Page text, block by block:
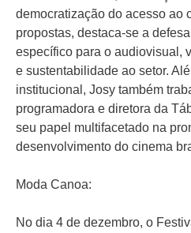
democratização do acesso ao
propostas, destaca-se a
específico para o audiovisual,
e sustentabilidade ao setor.
institucional, Josy também
programadora e diretora da
seu papel multifacetado na
desenvolvimento do cinema
Moda Canoa:
No dia 4 de dezembro, o